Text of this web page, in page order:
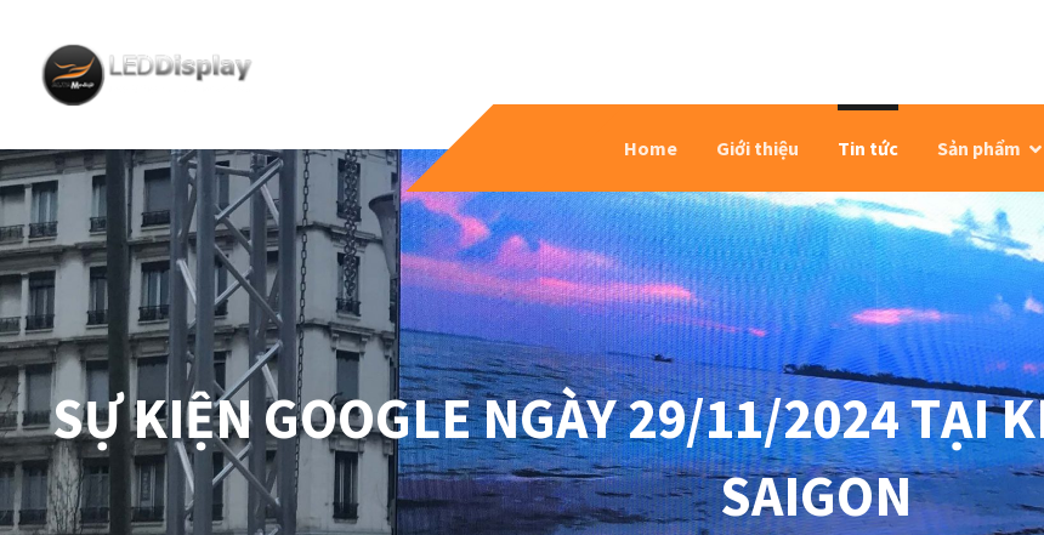
Home Giới thiệu Tin tức Sản phẩm
SỰ KIỆN GOOGLE NGÀY 29/11/2024 TẠI
SAIGON